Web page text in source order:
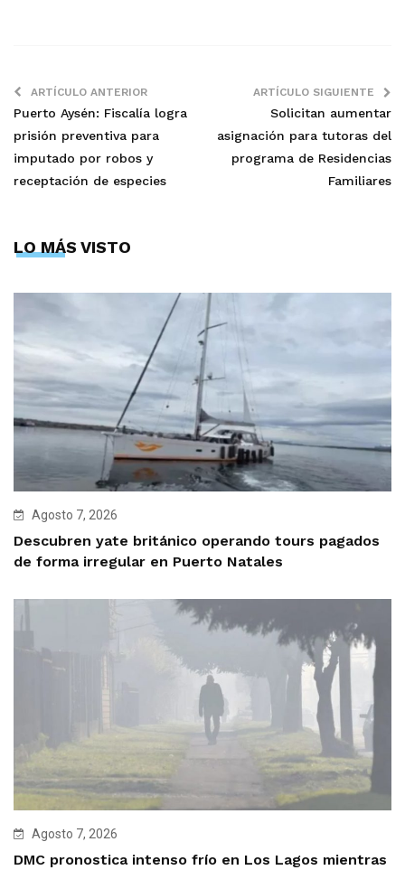
ARTÍCULO ANTERIOR
Puerto Aysén: Fiscalía logra
prisión preventiva para
imputado por robos y
receptación de especies
ARTÍCULO SIGUIENTE
Solicitan aumentar
asignación para tutoras del
programa de Residencias
Familiares
LO MÁS VISTO
Agosto 7, 2026
Descubren yate británico operando tours pagados
de forma irregular en Puerto Natales
Agosto 7, 2026
DMC pronostica intenso frío en Los Lagos mientras